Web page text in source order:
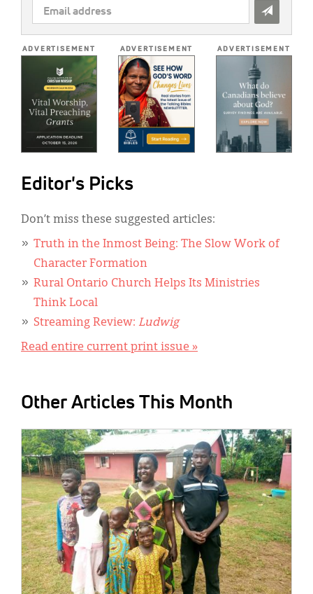
EMAIL
ADDRESS
ADVERTISEMENT ADVERTISEMENT ADVERTISEMENT
Editor's Picks
Don’t miss these suggested articles:
Truth in the Inmost Being: The Slow Work of
Character Formation
Rural Ontario Church Helps Its Ministries
Think Local
Streaming Review: Ludwig
Read entire current print issue »
Other Articles This Month
IMAGE: